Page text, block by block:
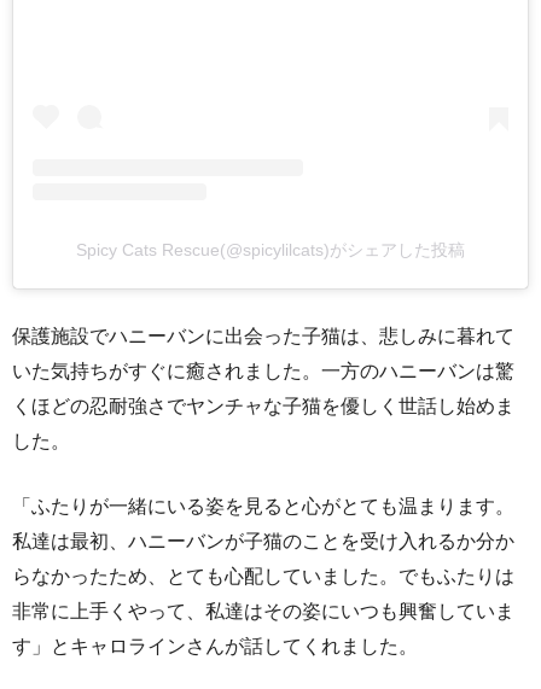
Spicy Cats Rescue(@spicylilcats)がシェアした投稿
保護施設でハニーバンに出会った子猫は、悲しみに暮れて
いた気持ちがすぐに癒されました。一方のハニーバンは驚
くほどの忍耐強さでヤンチャな子猫を優しく世話し始めま
した。
「ふたりが一緒にいる姿を見ると心がとても温まります。
私達は最初、ハニーバンが子猫のことを受け入れるか分か
らなかったため、とても心配していました。でもふたりは
非常に上手くやって、私達はその姿にいつも興奮していま
す」とキャロラインさんが話してくれました。